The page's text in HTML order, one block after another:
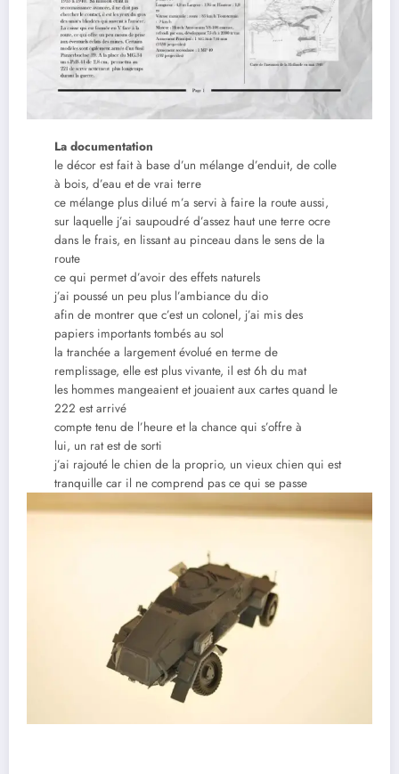
La documentation
le décor est fait à base d’un mélange d’enduit, de colle
à bois, d’eau et de vrai terre
ce mélange plus dilué m’a servi à faire la route aussi,
sur laquelle j’ai saupoudré d’assez haut une terre ocre
dans le frais, en lissant au pinceau dans le sens de la
route
ce qui permet d’avoir des effets naturels
j’ai poussé un peu plus l’ambiance du dio
afin de montrer que c’est un colonel, j’ai mis des
papiers importants tombés au sol
la tranchée a largement évolué en terme de
remplissage, elle est plus vivante, il est 6h du mat
les hommes mangeaient et jouaient aux cartes quand le
222 est arrivé
compte tenu de l’heure et la chance qui s’offre à
lui, un rat est de sorti
j’ai rajouté le chien de la proprio, un vieux chien qui est
tranquille car il ne comprend pas ce qui se passe